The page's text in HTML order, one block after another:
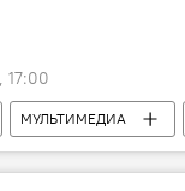
17:00
МУЛЬТИМЕДИА